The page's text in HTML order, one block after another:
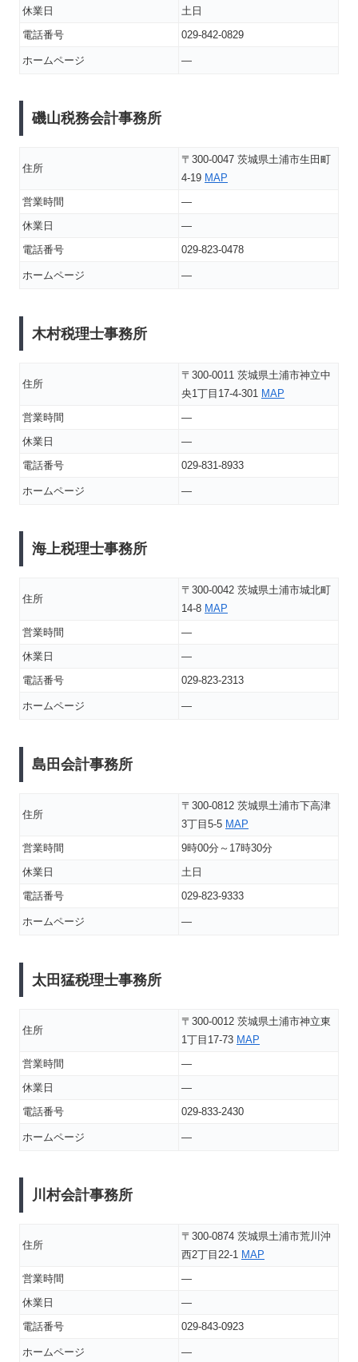
休業日
土日
電話番号
029-842-0829
ホームページ ―
磯山税務会計事務所
住所
〒300-0047 茨城県土浦市生田町
4-19 MAP
営業時間
―
休業日
―
電話番号
029-823-0478
ホームページ ―
木村税理士事務所
住所
〒300-0011 茨城県土浦市神立中
央1丁目17-4-301 MAP
営業時間
―
休業日
―
電話番号
029-831-8933
ホームページ ―
海上税理士事務所
住所
〒300-0042 茨城県土浦市城北町
14-8 MAP
営業時間
―
休業日
―
電話番号
029-823-2313
ホームページ ―
島田会計事務所
住所
〒300-0812 茨城県土浦市下高津
3丁目5-5 MAP
営業時間
9時00分～17時30分
休業日
土日
電話番号
029-823-9333
ホームページ ―
太田猛税理士事務所
住所
〒300-0012 茨城県土浦市神立東
1丁目17-73 MAP
営業時間
―
休業日
―
電話番号
029-833-2430
ホームページ ―
川村会計事務所
住所
〒300-0874 茨城県土浦市荒川沖
西2丁目22-1 MAP
営業時間
―
休業日
―
電話番号
029-843-0923
ホームページ ―